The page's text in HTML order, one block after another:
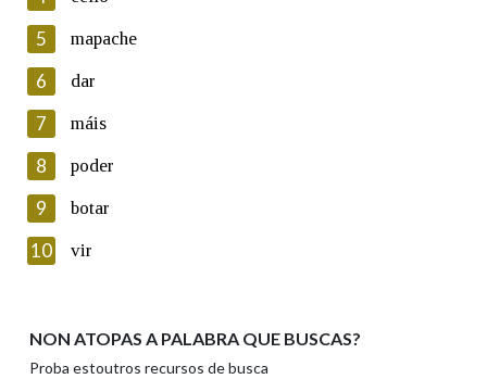
Lin e acepto as condicións da política de
Introduce o código que aparece na imaxe:
Texto de verificación
Enviar
5 mapache
6 dar
7 máis
8 poder
9 botar
10 vir
NON ATOPAS A PALABRA QUE BUSCAS?
Proba estoutros recursos de busca